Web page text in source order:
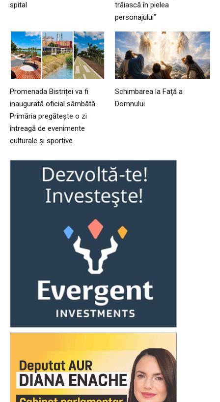
spital
trăiască în pielea
personajului”
Promenada Bistriței va fi
inaugurată oficial sâmbătă.
Primăria pregătește o zi
întreagă de evenimente
culturale și sportive
Schimbarea la Faţă a
Domnului